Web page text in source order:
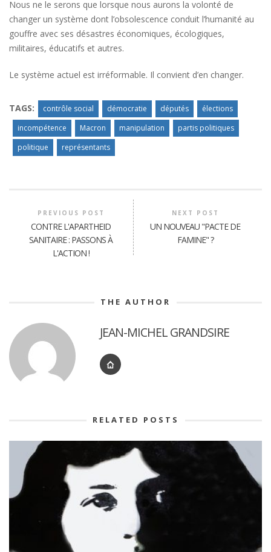
Nous ne le serons que lorsque nous aurons la volonté de
changer un système dont l’obsolescence conduit l’humanité au
gouffre avec ses désastres économiques, écologiques,
militaires, éducatifs et autres.
Le système actuel est irréformable. Il convient d’en changer.
TAGS: contrôle social démocratie députés
élections
incompétence
Macron manipulation
partis politiques
politique
représentants
PREVIOUS POST
CONTRE L'APARTHEID
SANITAIRE : PASSONS À
L'ACTION !
NEXT POST
UN NOUVEAU "PACTE DE
FAMINE" ?
THE AUTHOR
JEAN-MICHEL GRANDSIRE
RELATED POSTS